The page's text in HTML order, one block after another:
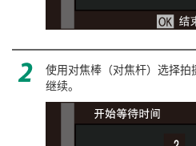
使用对焦棒（对焦杆）选择拍
继续。